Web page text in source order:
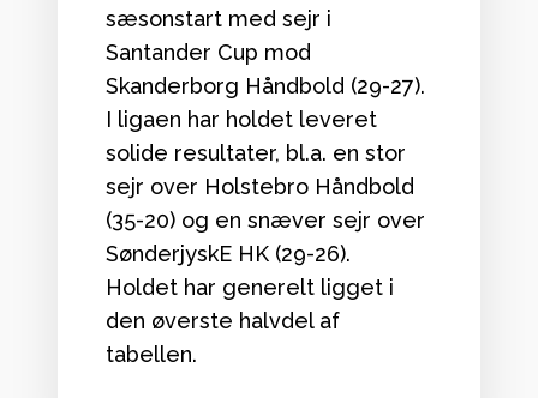
sæsonstart med sejr i
Santander Cup mod
Skanderborg Håndbold (29-27).
I ligaen har holdet leveret
solide resultater, bl.a. en stor
sejr over Holstebro Håndbold
(35-20) og en snæver sejr over
SønderjyskE HK (29-26).
Holdet har generelt ligget i
den øverste halvdel af
tabellen.